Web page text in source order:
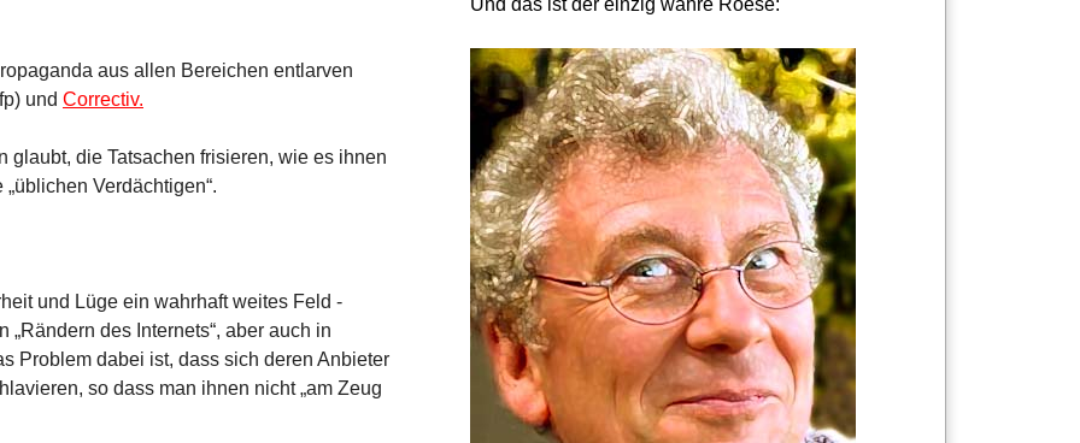
aus allen Bereichen entlarven
und Correctiv.
glaubt, die Tatsachen frisieren, wie es ihnen
Verdächtigen“.
und Lüge ein wahrhaft weites Feld -
des Internets“, aber auch in
Problem dabei ist, dass sich deren Anbieter
so dass man ihnen nicht „am Zeug